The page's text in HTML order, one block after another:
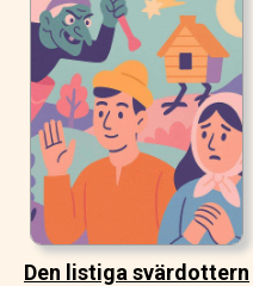
Den listiga svärdottern